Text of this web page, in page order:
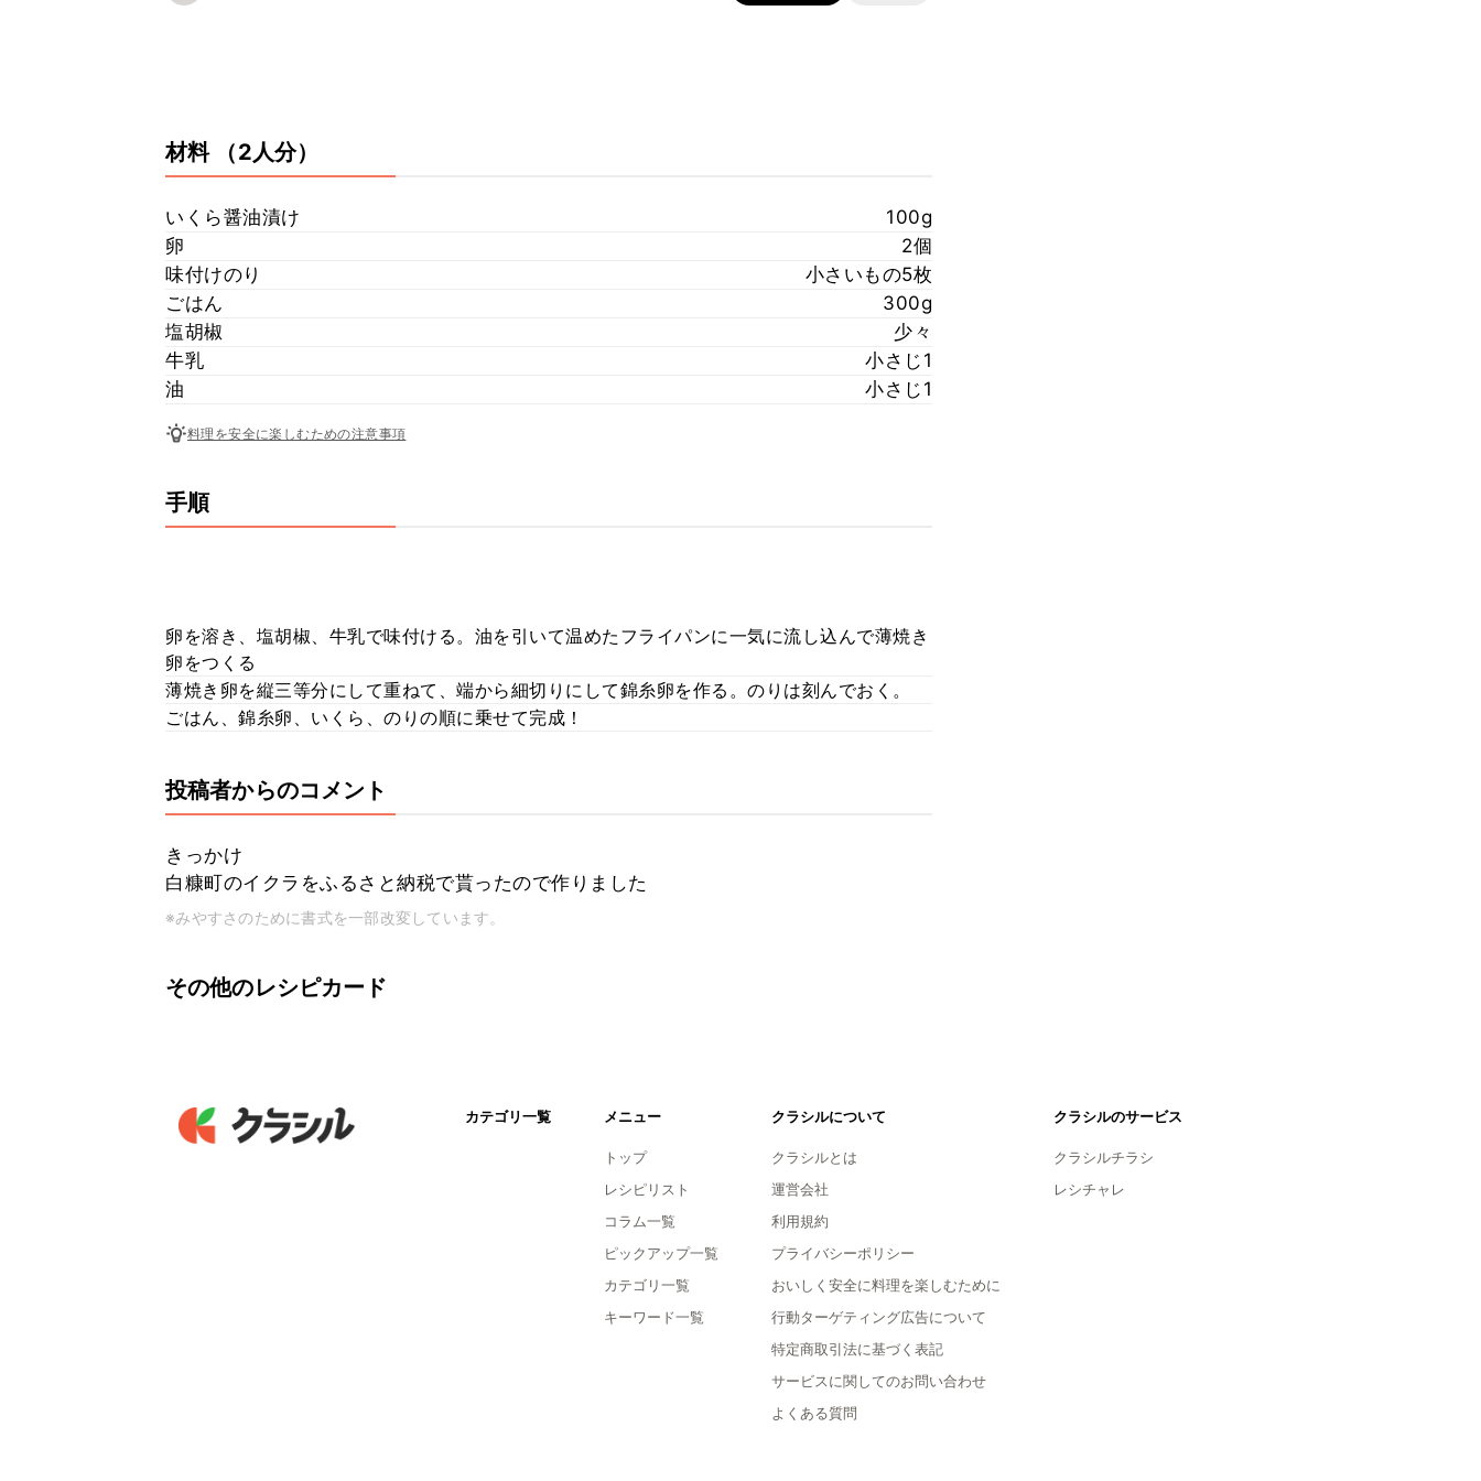
材料 （2人分）
いくら醤油漬け
100g
卵
2個
味付けのり
小さいもの5枚
ごはん
300g
塩胡椒
少々
牛乳
小さじ1
油
小さじ1
料理を安全に楽しむための注意事項
手順
卵を溶き、塩胡椒、牛乳で味付ける。油を引いて温めたフライパンに一気に流し込んで薄焼き
卵をつくる
薄焼き卵を縦三等分にして重ねて、端から細切りにして錦糸卵を作る。のりは刻んでおく。
ごはん、錦糸卵、いくら、のりの順に乗せて完成！
投稿者からのコメント
きっかけ
白糠町のイクラをふるさと納税で貰ったので作りました
※みやすさのために書式を一部改変しています。
その他のレシピカード
カテゴリ一覧 メニュー
トップ
レシピリスト
コラム一覧
ピックアップ一覧
カテゴリ一覧
キーワード一覧
クラシルについて
クラシルとは
運営会社
利用規約
プライバシーポリシー
おいしく安全に料理を楽しむために
行動ターゲティング広告について
特定商取引法に基づく表記
サービスに関してのお問い合わせ
よくある質問
クラシルのサービス
クラシルチラシ
レシチャレ